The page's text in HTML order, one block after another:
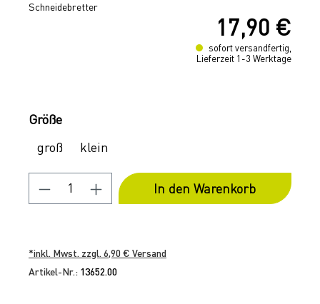
Schneidebretter
17,90 €
sofort versandfertig,
Lieferzeit 1-3 Werktage
GrößeAuswählen
groß
klein
Produkt Anzahl: Gib den
In den Warenkorb
*inkl. Mwst. zzgl. 6,90 € Versand
Artikel-Nr.: 13652.00